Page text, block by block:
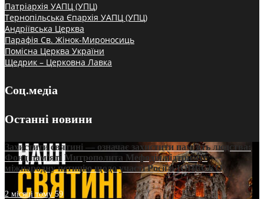
Патріархія УАПЦ (УПЦ)
Тернопільська Єпархія УАПЦ (УПЦ)
Андріївська Церква
Парафія Св. Жінок-Мироносиць
Помісна Церква України
Щедрик – Церковна Лавка
Соц.медіа
Останні новини
Захистити святині — означає захистити пам’ять людства:
Фонд пам’яті Митрополита Мефодія підтримує
міжнародну петицію щодо участі Росії в ЮНЕСКО
2 місяці тому59